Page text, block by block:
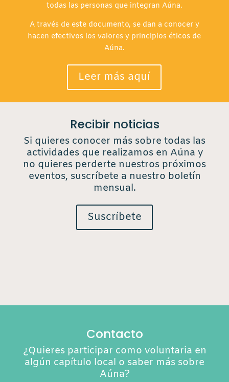
todas las personas que integran Aúna.
A través de este documento, se dan a conocer y
hacen efectivos los valores y principios éticos de
Aúna.
Leer más aquí
Recibir noticias
Si quieres conocer más sobre todas las
actividades que realizamos en Aúna y
no quieres perderte nuestros próximos
eventos, suscríbete a nuestro boletín
mensual.
Suscríbete
Contacto
¿Quieres participar como voluntaria en
algún capítulo local o saber más sobre
Aúna?